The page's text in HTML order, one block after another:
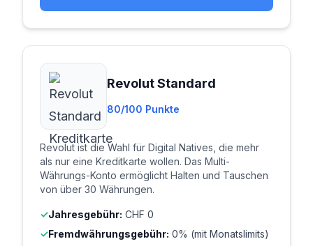
Revolut Standard
80/100 Punkte
Revolut ist die Wahl für Digital Natives, die mehr
als nur eine Kreditkarte wollen. Das Multi-
Währungs-Konto ermöglicht Halten und Tauschen
von über 30 Währungen.
Jahresgebühr: CHF 0
Fremdwährungsgebühr: 0% (mit Monatslimits)